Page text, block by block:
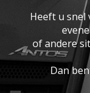
Heeft u snel
of andere
Dan